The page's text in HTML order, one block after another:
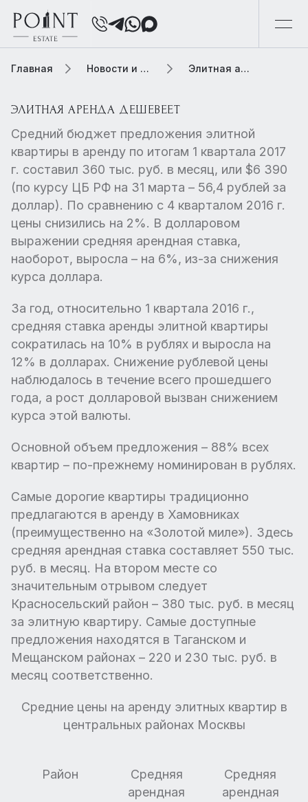
Главная Новости и обзоры Элитная аренда дешевеет
ЭЛИТНАЯ АРЕНДА ДЕШЕВЕЕТ
Средний бюджет предложения элитной
квартиры в аренду по итогам 1 квартала 2017
г. составил 360 тыс. руб. в месяц, или $6 390
(по курсу ЦБ РФ на 31 марта – 56,4 рублей за
доллар). По сравнению с 4 кварталом 2016 г.
цены снизились на 2%. В долларовом
выражении средняя арендная ставка,
наоборот, выросла – на 6%, из-за снижения
курса доллара.
За год, относительно 1 квартала 2016 г.,
средняя ставка аренды элитной квартиры
сократилась на 10% в рублях и выросла на
12% в долларах. Снижение рублевой цены
наблюдалось в течение всего прошедшего
года, а рост долларовой вызван снижением
курса этой валюты.
Основной объем предложения – 88% всех
квартир – по-прежнему номинирован в рублях.
Самые дорогие квартиры традиционно
предлагаются в аренду в Хамовниках
(преимущественно на «Золотой миле»). Здесь
средняя арендная ставка составляет 550 тыс.
руб. в месяц. На втором месте со
значительным отрывом следует
Красносельский район – 380 тыс. руб. в месяц
за элитную квартиру. Самые доступные
предложения находятся в Таганском и
Мещанском районах – 220 и 230 тыс. руб. в
месяц соответственно.
Средние цены на аренду элитных квартир в
центральных районах Москвы
Район
Средняя
арендная
Средняя
арендная